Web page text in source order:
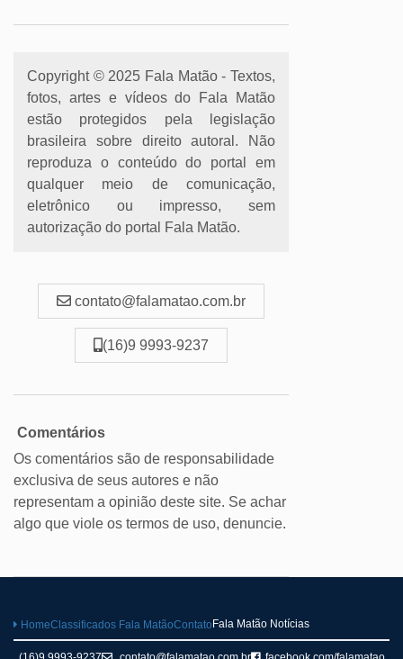
Copyright © 2025 Fala Matão - Textos,
fotos, artes e vídeos do Fala Matão
estão protegidos pela legislação
brasileira sobre direito autoral. Não
reproduza o conteúdo do portal em
qualquer meio de comunicação,
eletrônico ou impresso, sem
autorização do portal Fala Matão.
contato@falamatao.com.br
(16)9 9993-9237
Comentários
Os comentários são de responsabilidade
exclusiva de seus autores e não
representam a opinião deste site. Se achar
algo que viole os termos de uso, denuncie.
HomeClassificados Fala MatãoContatoFala Matão Notícias